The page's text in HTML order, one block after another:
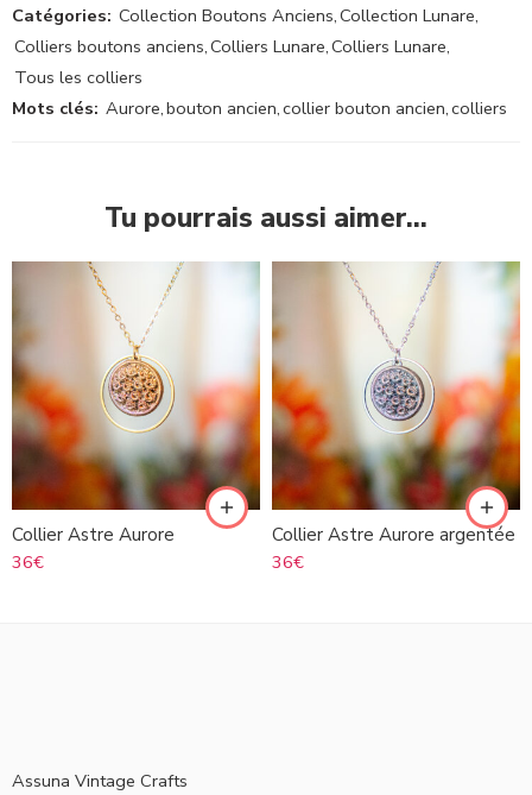
Catégories: Collection Boutons Anciens,Collection Lunare,
Colliers boutons anciens,Colliers Lunare,Colliers Lunare,
Tous les colliers
Mots clés: Aurore,bouton ancien,collier bouton ancien,colliers
Tu pourrais aussi aimer…
Collier Astre Aurore
36€
Collier Astre Aurore argentée
36€
Assuna Vintage Crafts